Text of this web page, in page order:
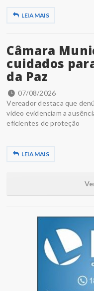
LEIA MAIS
Câmara
cuidados
da Paz
07/08/2026
Vereador destaca que
vídeo evidenciam a
eficientes de proteção
LEIA MAIS